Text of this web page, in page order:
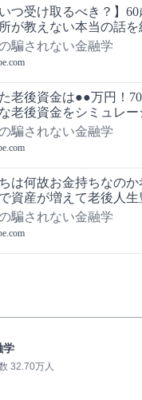
いつ受け取るべき？】
が教えない本当の話を
騙されない金融学
老後資金は●●万円！
老後資金をシミュレー
騙されない金融学
は何故お金持ちなの
資産が増えて老後人
慣について紹介します
騙されない金融学
学
32.70万人